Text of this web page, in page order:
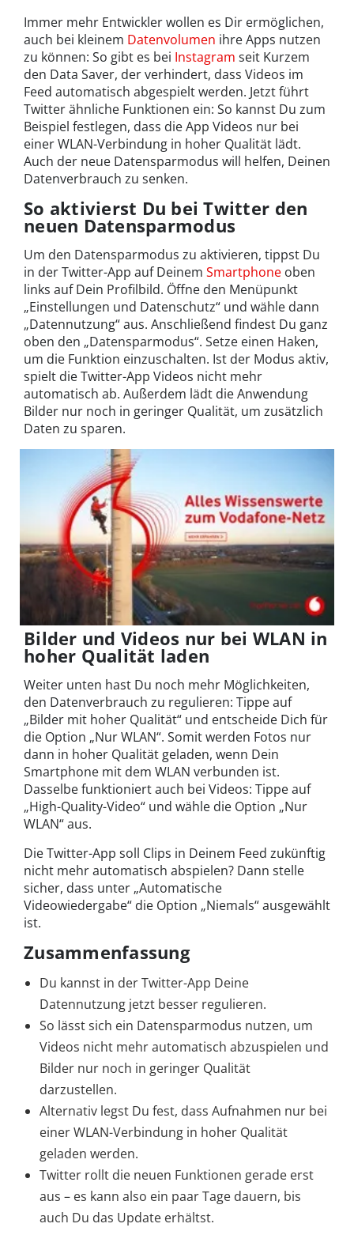
Immer mehr Entwickler wollen es Dir ermöglichen,
auch bei kleinem Datenvolumen ihre Apps nutzen
zu können: So gibt es bei Instagram seit Kurzem
den Data Saver, der verhindert, dass Videos im
Feed automatisch abgespielt werden. Jetzt führt
Twitter ähnliche Funktionen ein: So kannst Du zum
Beispiel festlegen, dass die App Videos nur bei
einer WLAN-Verbindung in hoher Qualität lädt.
Auch der neue Datensparmodus will helfen, Deinen
Datenverbrauch zu senken.
So aktivierst Du bei Twitter den
neuen Datensparmodus
Um den Datensparmodus zu aktivieren, tippst Du
in der Twitter-App auf Deinem Smartphone oben
links auf Dein Profilbild. Öffne den Menüpunkt
„Einstellungen und Datenschutz“ und wähle dann
„Datennutzung“ aus. Anschließend findest Du ganz
oben den „Datensparmodus“. Setze einen Haken,
um die Funktion einzuschalten. Ist der Modus aktiv,
spielt die Twitter-App Videos nicht mehr
automatisch ab. Außerdem lädt die Anwendung
Bilder nur noch in geringer Qualität, um zusätzlich
Daten zu sparen.
Bilder und Videos nur bei WLAN in
hoher Qualität laden
Weiter unten hast Du noch mehr Möglichkeiten,
den Datenverbrauch zu regulieren: Tippe auf
„Bilder mit hoher Qualität“ und entscheide Dich für
die Option „Nur WLAN“. Somit werden Fotos nur
dann in hoher Qualität geladen, wenn Dein
Smartphone mit dem WLAN verbunden ist.
Dasselbe funktioniert auch bei Videos: Tippe auf
„High-Quality-Video“ und wähle die Option „Nur
WLAN“ aus.
Die Twitter-App soll Clips in Deinem Feed zukünftig
nicht mehr automatisch abspielen? Dann stelle
sicher, dass unter „Automatische
Videowiedergabe“ die Option „Niemals“ ausgewählt
ist.
Zusammenfassung
Du kannst in der Twitter-App Deine
Datennutzung jetzt besser regulieren.
So lässt sich ein Datensparmodus nutzen, um
Videos nicht mehr automatisch abzuspielen und
Bilder nur noch in geringer Qualität
darzustellen.
Alternativ legst Du fest, dass Aufnahmen nur bei
einer WLAN-Verbindung in hoher Qualität
geladen werden.
Twitter rollt die neuen Funktionen gerade erst
aus – es kann also ein paar Tage dauern, bis
auch Du das Update erhältst.